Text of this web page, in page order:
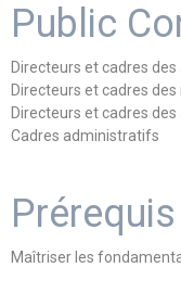
Public
Directeurs et cadres
Directeurs et cadres
Directeurs et cadres
Cadres administratifs
Prérequis
Maîtriser les